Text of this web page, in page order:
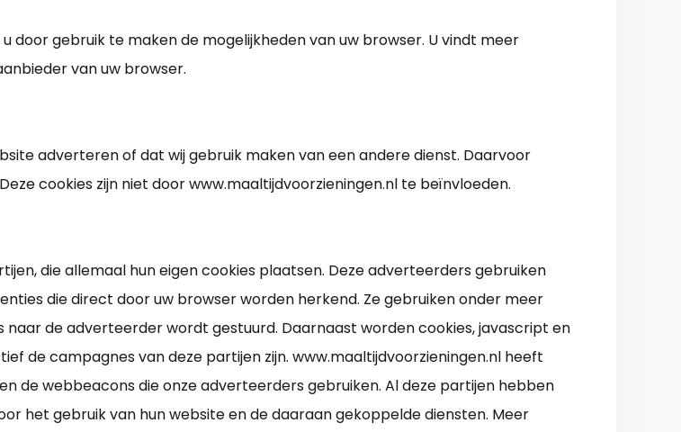
door gebruik te maken de mogelijkheden van uw browser. U vindt meer
van uw browser.
adverteren of dat wij gebruik maken van een andere dienst. Daarvoor
cookies zijn niet door www.maaltijdvoorzieningen.nl te beïnvloeden.
die allemaal hun eigen cookies plaatsen. Deze adverteerders gebruiken
die direct door uw browser worden herkend. Ze gebruiken onder meer
de adverteerder wordt gestuurd. Daarnaast worden cookies, javascript en
de campagnes van deze partijen zijn. www.maaltijdvoorzieningen.nl heeft
de webbeacons die onze adverteerders gebruiken. Al deze partijen hebben
het gebruik van hun website en de daaraan gekoppelde diensten. Meer